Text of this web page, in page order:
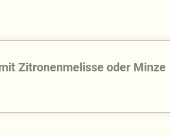
Zitronenmelisse oder Minze